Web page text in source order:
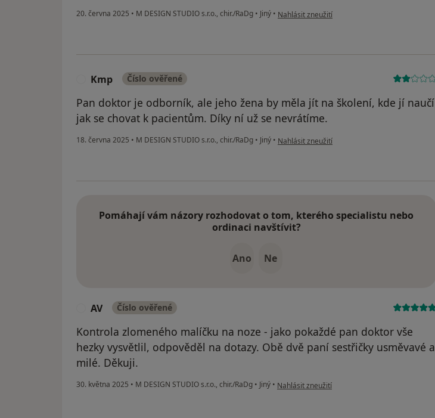
20. června 2025 • M DESIGN STUDIO s.r.o., chir./RaDg • Jiný • podle názoru uživatele Michaela Frieslová
Nahlásit zneužití
Kmp Číslo ověřené
Pan doktor je odborník, ale jeho žena by měla jít na školení, kde jí naučí
jak se chovat k pacientům. Díky ní už se nevrátíme.
18. června 2025 • M DESIGN STUDIO s.r.o., chir./RaDg • Jiný • podle názoru uživatele Kmp
Nahlásit zneužití
Pomáhají vám názory rozhodovat o tom, kterého specialistu nebo
ordinaci navštívit?
Ano Ne
AV Číslo ověřené
Kontrola zlomeného malíčku na noze - jako pokaždé pan doktor vše
hezky vysvětlil, odpověděl na dotazy. Obě dvě paní sestřičky usměvavé a
milé. Děkuji.
30. května 2025 • M DESIGN STUDIO s.r.o., chir./RaDg • Jiný • podle názoru uživatele AV
Nahlásit zneužití